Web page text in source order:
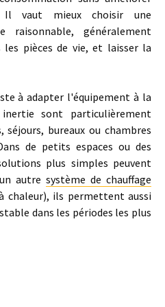
vaut mieux choisir une
raisonnable, généralement
les pièces de vie, et laisser la
à adapter l'équipement à la
sont particulièrement
bureaux ou chambres
de petits espaces ou des
plus simples peuvent
autre système de chauffage
chaleur), ils permettent aussi
dans les périodes les plus